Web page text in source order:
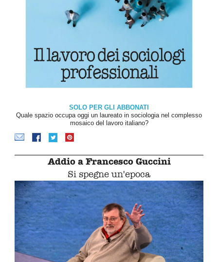
SOLO PER GLI ABBONATI
Quale spazio occupa oggi un laureato in sociologia nel complesso
mosaico del lavoro italiano?
Addio a Francesco Guccini
Si spegne un'epoca